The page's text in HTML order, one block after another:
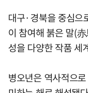
대구·경북을 중심으
이 참여해 붉은 말(
성을 다양한 작품 세
병오년은 역사적으